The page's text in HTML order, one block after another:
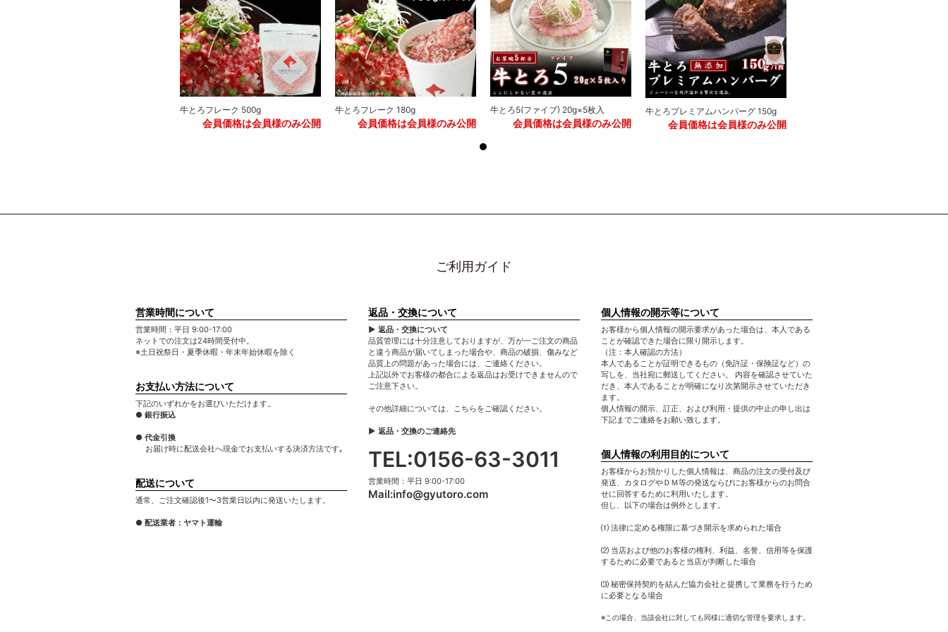
牛とろフレーク 500g
会員価格は会員様のみ公開
牛とろフレーク 180g
会員価格は会員様のみ公開
牛とろ5(ファイブ) 20g×5枚入
会員価格は会員様のみ公開
牛とろプレミアムハンバーグ 150g
会員価格は会員様のみ公開
ご利用ガイド
営業時間について
営業時間：平日 9:00-17:00
ネットでの注文は24時間受付中。
※土日祝祭日・夏季休暇・年末年始休暇を除く
お支払い方法について
下記のいずれかをお選びいただけます。
● 銀行振込
● 代金引換
お届け時に配送会社へ現金でお支払いする決済方法です｡
配送について
通常、ご注文確認後1〜3営業日以内に発送いたします。
● 配送業者：ヤマト運輸
返品・交換について
▶ 返品・交換について
品質管理には十分注意しておりますが、万が一ご注文の商品
と違う商品が届いてしまった場合や、商品の破損、傷みなど
品質上の問題があった場合には、ご連絡ください。
上記以外でお客様の都合による返品はお受けできませんので
ご注意下さい。
その他詳細については、 こちらをご確認ください。
▶ 返品・交換のご連絡先
TEL:0156-63-3011
営業時間：平日 9:00-17:00
Mail:info@gyutoro.com
個人情報の開示等について
お客様から個人情報の開示要求があった場合は、本人である
ことが確認できた場合に限り開示します。
（注：本人確認の方法）
本人であることが証明できるもの（免許証・保険証など）の
写しを、当社宛に郵送してください。 内容を確認させていた
だき、本人であることが明確になり次第開示させていただき
ます。
個人情報の開示、訂正、および利用・提供の中止の申し出は
下記までご連絡をお願い致します。
個人情報の利用目的について
お客様からお預かりした個人情報は、商品の注文の受付及び
発送、カタログやＤＭ等の発送ならびにお客様からのお問合
せに回答するために利用いたします。
但し、以下の場合は例外とします。
⑴ 法律に定める権限に基づき開示を求められた場合
⑵ 当店および他のお客様の権利、利益、名誉、信用等を保護
するために必要であると当店が判断した場合
⑶ 秘密保持契約を結んだ協力会社と提携して業務を行うため
に必要となる場合
※この場合、当該会社に対しても同様に適切な管理を要求します。